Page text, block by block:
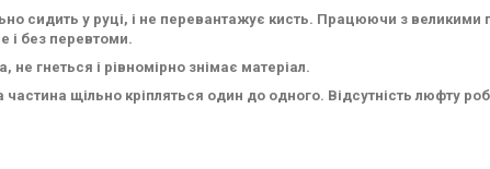
сидить у руці, і не перевантажує кисть. Працюючи з
і без перевтоми.
не гнеться і рівномірно знімає матеріал.
частина щільно кріпляться один до одного. Відсутність люфту